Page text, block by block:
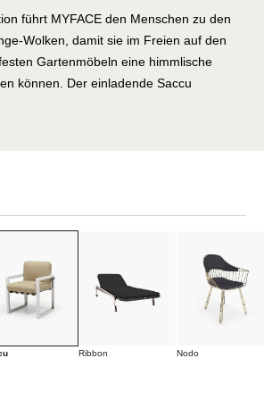
führt MYFACE den Menschen zu den
Wolken, damit sie im Freien auf den
Gartenmöbeln eine himmlische
können. Der einladende Saccu
für eine ungezwungene Atmosphere
Dank seiner wetterfesten
die Erholung in einer bequemen und
im Freien, frei von Zwängen
GESCHAFFEN, UM DAS GLÜCK ZU
den einfachen Dingen des Lebens wie
Ribbon Nodo